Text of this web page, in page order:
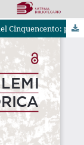
N. 2 (2025): Diaspore italiane nella Francia del Cinquencento: persone, libri, idee/Relazioni dispari. Sessualità, rapporti di potere, affetti nell'Italia Moderna
Open Access